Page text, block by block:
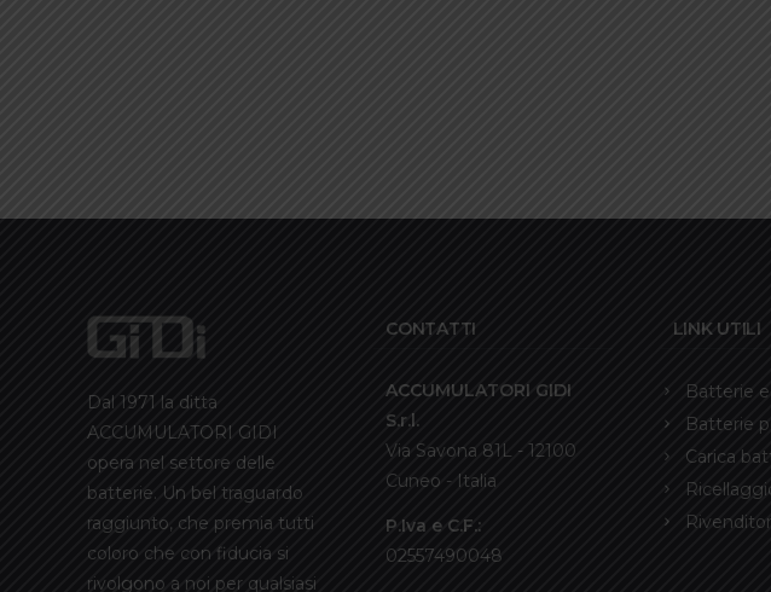
Dal 1971 la ditta
ACCUMULATORI GIDI
opera nel settore delle
batterie. Un bel traguardo
raggiunto, che premia tutti
coloro che con fiducia si
rivolgono a noi per qualsiasi
CONTATTI
ACCUMULATORI GIDI
S.r.l.
Via Savona 81L - 12100
Cuneo - Italia
P.Iva e C.F.:
02557490048
LINK UTILI
Batterie
Batterie
Carica